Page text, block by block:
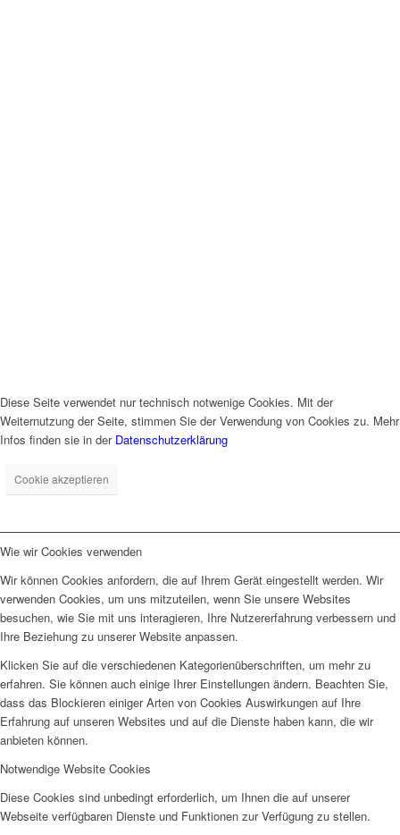
Diese Seite verwendet nur technisch notwenige Cookies. Mit der
Weiternutzung der Seite, stimmen Sie der Verwendung von Cookies zu. Mehr
Infos finden sie in der Datenschutzerklärung
Cookie akzeptieren
Wie wir Cookies verwenden
Wir können Cookies anfordern, die auf Ihrem Gerät eingestellt werden. Wir
verwenden Cookies, um uns mitzuteilen, wenn Sie unsere Websites
besuchen, wie Sie mit uns interagieren, Ihre Nutzererfahrung verbessern und
Ihre Beziehung zu unserer Website anpassen.
Klicken Sie auf die verschiedenen Kategorienüberschriften, um mehr zu
erfahren. Sie können auch einige Ihrer Einstellungen ändern. Beachten Sie,
dass das Blockieren einiger Arten von Cookies Auswirkungen auf Ihre
Erfahrung auf unseren Websites und auf die Dienste haben kann, die wir
anbieten können.
Notwendige Website Cookies
Diese Cookies sind unbedingt erforderlich, um Ihnen die auf unserer
Webseite verfügbaren Dienste und Funktionen zur Verfügung zu stellen.